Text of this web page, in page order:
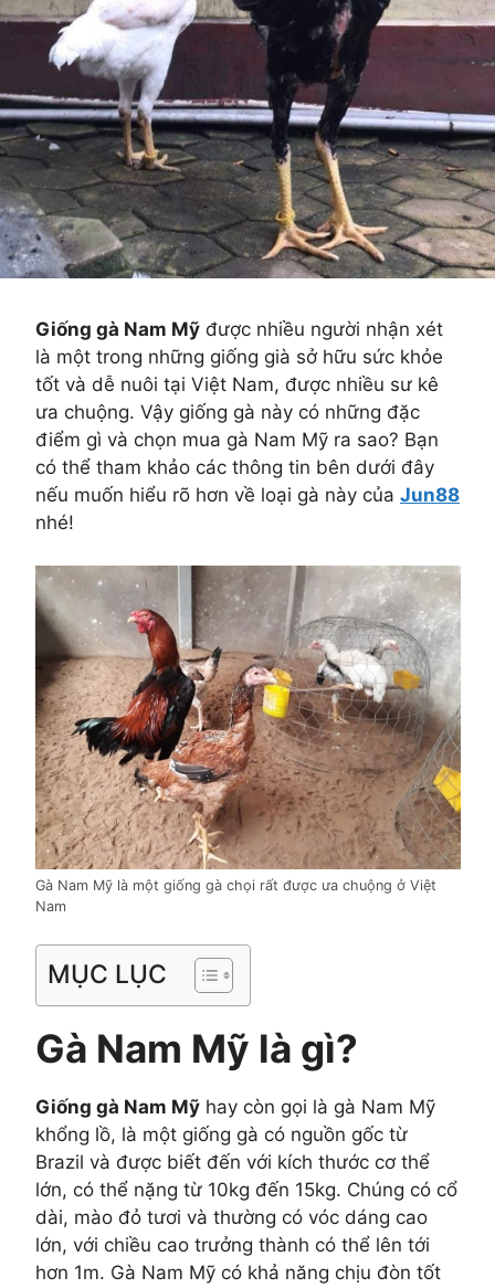
Giống gà Nam Mỹ được nhiều người nhận xét
là một trong những giống già sở hữu sức khỏe
tốt và dễ nuôi tại Việt Nam, được nhiều sư kê
ưa chuộng. Vậy giống gà này có những đặc
điểm gì và chọn mua gà Nam Mỹ ra sao? Bạn
có thể tham khảo các thông tin bên dưới đây
nếu muốn hiểu rõ hơn về loại gà này của Jun88
nhé!
Gà Nam Mỹ là một giống gà chọi rất được ưa chuộng ở Việt
Nam
MỤC LỤC
Gà Nam Mỹ là gì?
Giống gà Nam Mỹ hay còn gọi là gà Nam Mỹ
khổng lồ, là một giống gà có nguồn gốc từ
Brazil và được biết đến với kích thước cơ thể
lớn, có thể nặng từ 10kg đến 15kg. Chúng có cổ
dài, mào đỏ tươi và thường có vóc dáng cao
lớn, với chiều cao trưởng thành có thể lên tới
hơn 1m. Gà Nam Mỹ có khả năng chịu đòn tốt